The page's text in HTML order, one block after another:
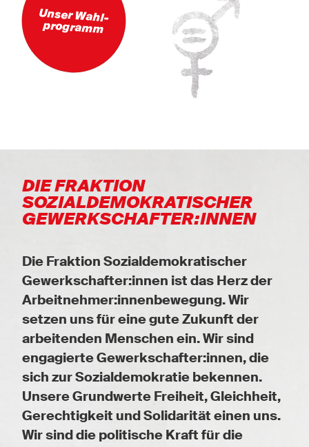
Unser Wahl-
programm
DIE FRAKTION
SOZIALDEMOKRATISCHER
GEWERKSCHAFTER:INNEN
Die Fraktion Sozialdemokratischer
Gewerkschafter:innen ist das Herz der
Arbeitnehmer:innenbewegung. Wir
setzen uns für eine gute Zukunft der
arbeitenden Menschen ein. Wir sind
engagierte Gewerkschafter:innen, die
sich zur Sozialdemokratie bekennen.
Unsere Grundwerte Freiheit, Gleichheit,
Gerechtigkeit und Solidarität einen uns.
Wir sind die politische Kraft für die